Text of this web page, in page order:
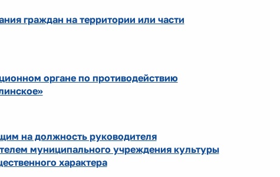
граждан на территории или части
органе по противодействию
на должность руководителя
муниципального учреждения культуры
характера